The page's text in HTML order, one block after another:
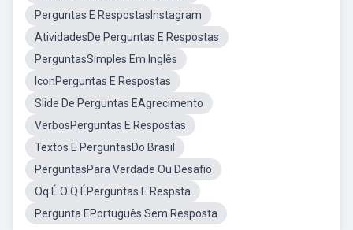
Perguntas E RespostasInstagram
AtividadesDe Perguntas E Respostas
PerguntasSimples Em Inglês
IconPerguntas E Respostas
Slide De Perguntas EAgrecimento
VerbosPerguntas E Respostas
Textos E PerguntasDo Brasil
PerguntasPara Verdade Ou Desafio
Oq É O Q ÉPerguntas E Respsta
Pergunta EPortuguês Sem Resposta